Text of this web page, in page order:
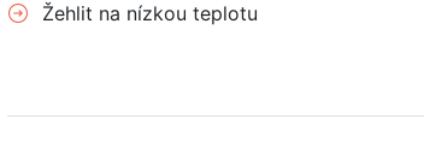
Žehlit na nízkou teplotu